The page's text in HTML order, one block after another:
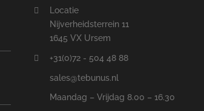
Locatie
Nijverheidsterrein 11
1645 VX Ursem
+31(0)72 - 504 48 88
sales@tebunus.nl
Maandag – Vrijdag 8.00 – 16.30